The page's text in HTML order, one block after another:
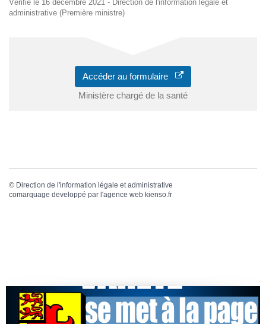
Vérifié le 16 décembre 2021 - Direction de l'information légale et
administrative (Première ministre)
Accéder au formulaire
Ministère chargé de la santé
© Direction de l'information légale et administrative
comarquage developpé par l'agence web kienso.fr